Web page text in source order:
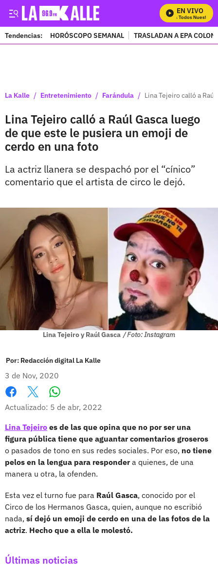
EN VIVO
Mira Todos Nuestros
Tendencias: HORÓSCOPO SEMANAL TRASLADAN A EPA
La Kalle / Entretenimiento / Farándula / Lina Tejeiro calló a
Lina Tejeiro calló a Raúl Gasca luego
de que este le pusiera un emoji de
cerdo en una foto
La actriz llanera se despachó por el “cínico”
comentario que el artista de circo le dejó.
Lina Tejeiro y Raúl Gasca / Foto: Instagram
Por: Redacción digital La Kalle
3 de Nov, 2020
Facebook
X
Actualizado: 5 de abr, 2022
Lina Tejeiro es de las que opina que no por ser una
figura pública tiene que aguantar comentarios groseros
o pasados de tono en sus redes sociales. Por eso, no tiene
pelos en la lengua para respondera quienes, de una
manera u otra, la ofenden.
Esta vez el turno fue para Raúl Gasca, conocido por el
Circo de los Hermanos Gasca, quien, aunque no escribió
nada, sí dejó un emoji de cerdo en una de las fotos de la
actriz. Hecho que a ella le molestó.
Últimas noticias